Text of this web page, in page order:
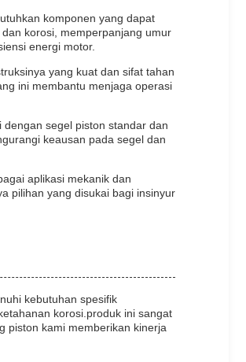
komponen yang dapat
korosi, memperpanjang umur
energi motor.
yang kuat dan sifat tahan
ini membantu menjaga operasi
segel piston standar dan
keausan pada segel dan
aplikasi mekanik dan
pilihan yang disukai bagi insinyur
kebutuhan spesifik
korosi.produk ini sangat
piston kami memberikan kinerja